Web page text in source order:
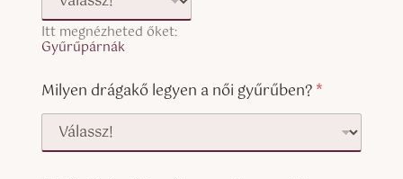
Itt megnézheted őket:
Gyűrűpárnák
Milyen drágakő legyen a női gyűrűben?*